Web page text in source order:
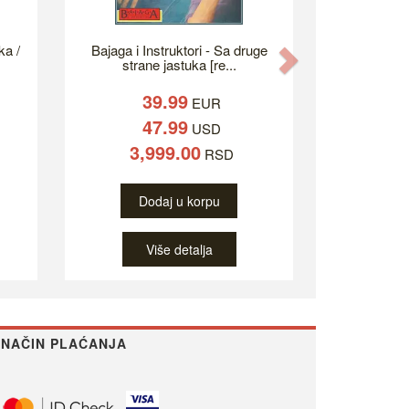
/ Bajaga i Instruktori - Sa druge
strane jastuka [re...
39.99EUR
47.99USD
3,999.00RSD
Dodaj u korpu
Više detalja
NAČIN PLAĆANJA